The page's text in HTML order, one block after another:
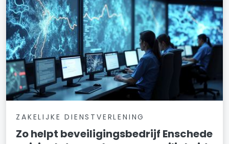
ZAKELIJKE DIENSTVERLENING
Zo helpt beveiligingsbedrijf Enschede